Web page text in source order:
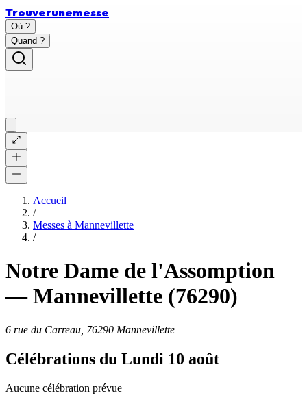
Trouverunemesse
Où ?
Quand ?
Accueil
/
Messes à Mannevillette
/
Notre Dame de l'Assomption
—Mannevillette (76290)
6 rue du Carreau, 76290 Mannevillette
Célébrations du Lundi 10 août
Aucune célébration prévue